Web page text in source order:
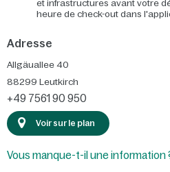
et infrastructures avant votre
heure de check-out dans
Adresse
Allgäuallee 40
88299 Leutkirch
+49 7561 90 950
Voir sur le plan
Vous manque-t-il une information